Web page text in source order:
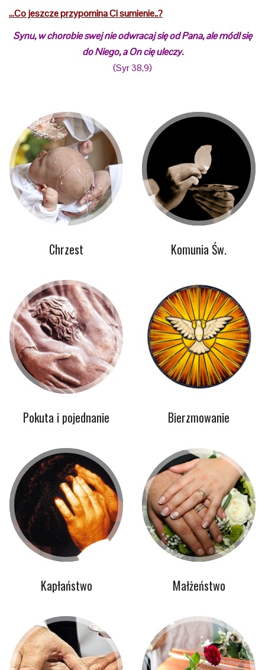
…Co jeszcze przypomina Ci sumienie..?
Synu, w chorobie swej nie odwracaj sięod Pana, ale módl się
do Niego, a On cięuleczy.
(Syr 38,9)
Chrzest Komunia Św.
Pokuta i pojednanie Bierzmowanie
Kapłaństwo Małżeństwo